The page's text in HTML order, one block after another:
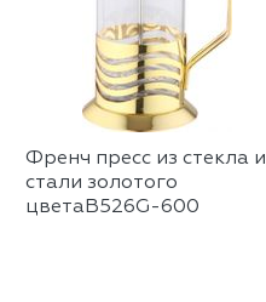
Френч пресс из стекла и
стали золотого
цветаВ526G-600